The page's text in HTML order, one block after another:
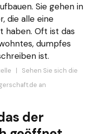
Sie gehen in
die alle eine
haben. Oft ist das
dumpfes
ist.
| Sehen Sie sich die
an
der